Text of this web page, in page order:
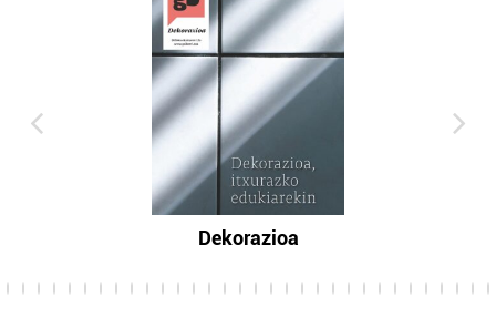
Dekorazioa